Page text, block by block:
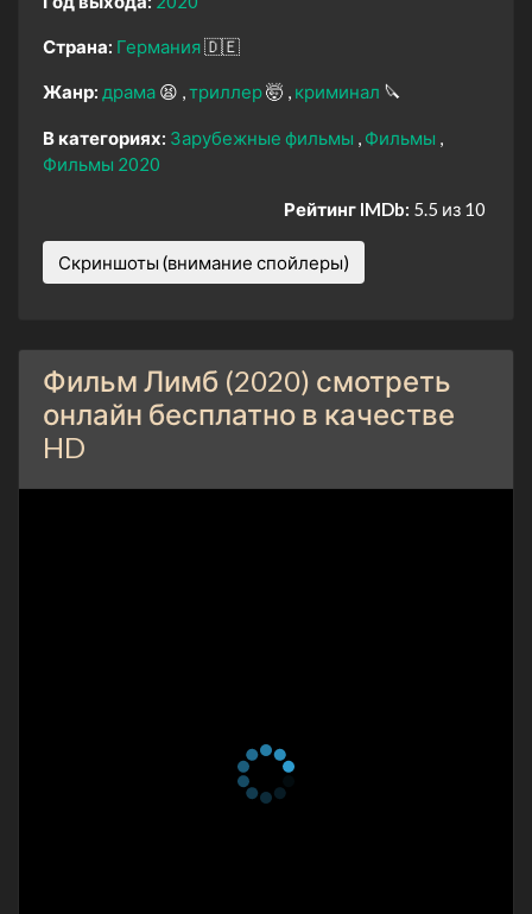
Страна: Германия🇩🇪
Жанр: драма 😫 триллер🤯 криминал 🔪
В категориях: Зарубежные фильмы
Фильмы
Фильмы 2020
Рейтинг IMDb: 5.5 из 10
Скриншоты (внимание спойлеры)
Фильм Лимб (2020) смотреть
онлайн бесплатно в качестве
HD